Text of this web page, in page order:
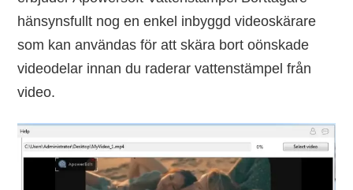
hänsynsfullt nog en enkel inbyggd videoskärare
som kan användas för att skära bort oönskade
videodelar innan du raderar vattenstämpel från
video.